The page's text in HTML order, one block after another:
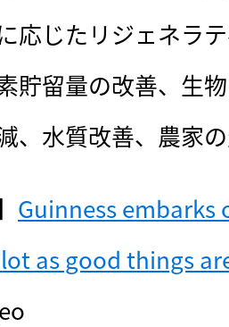
応じたリジェネラ
貯留量の改善、生
、水質改善、農家
Guinness embarks
as good things